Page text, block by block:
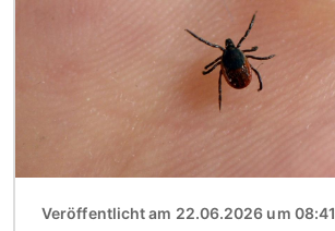
Veröffentlicht am 22.06.2026 um 08:41